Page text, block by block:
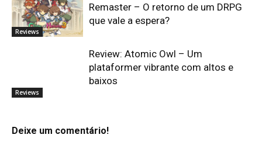
Reviews
Remaster – O retorno de um DRPG
que vale a espera?
Reviews
Review: Atomic Owl – Um
plataformer vibrante com altos e
baixos
Deixe um comentário!